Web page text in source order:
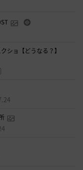
ショ【どうなる？】